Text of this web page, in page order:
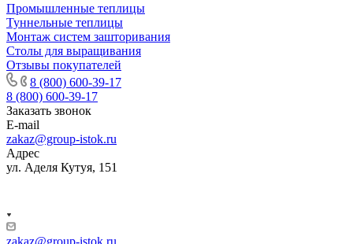
Промышленные теплицы
Туннельные теплицы
Монтаж систем зашторивания
Столы для выращивания
Отзывы покупателей
8 (800) 600-39-17
8 (800) 600-39-17
Заказать звонок
E-mail
zakaz@group-istok.ru
Адрес
ул. Аделя Кутуя, 151
zakaz@group-istok.ru